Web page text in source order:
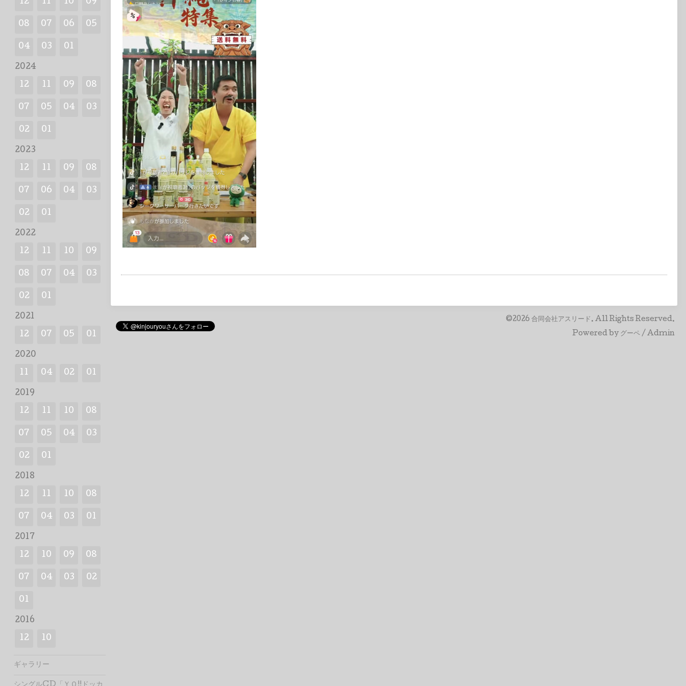
©2026 合同会社アスリード . All Rights Reserved.
Powered by グーペ / Admin
12 11 10 09
08 07 06 05
04 03 01
2024
12 11 09 08
07 05 04 03
02 01
2023
12 11 09 08
07 06 04 03
02 01
2022
12 11 10 09
08 07 04 03
02 01
2021
12 07 05 01
2020
11 04 02 01
2019
12 11 10 08
07 05 04 03
02 01
2018
12 11 10 08
07 04 03 01
2017
12 10 09 08
07 04 03 02
01
2016
12 10
ギャラリー